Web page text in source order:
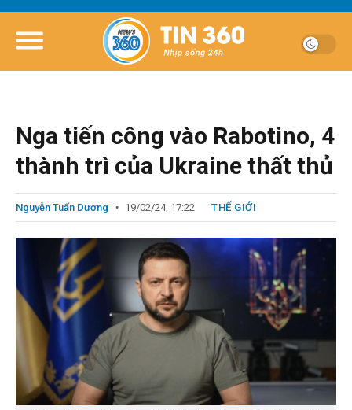
Nga tiến công vào Rabotino, 4
thành trì của Ukraine thất thủ
Nguyễn Tuấn Dương 19/02/24, 17:22 THẾ GIỚI